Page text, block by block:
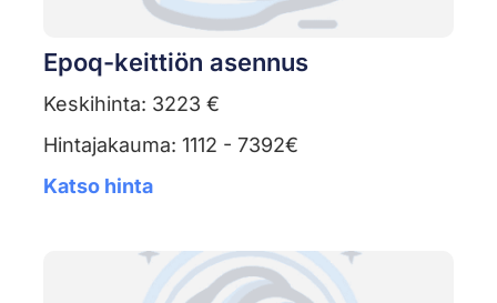
Epoq-keittiön asennus
Keskihinta: 3223 €
Hintajakauma: 1112 - 7392€
Katso hinta